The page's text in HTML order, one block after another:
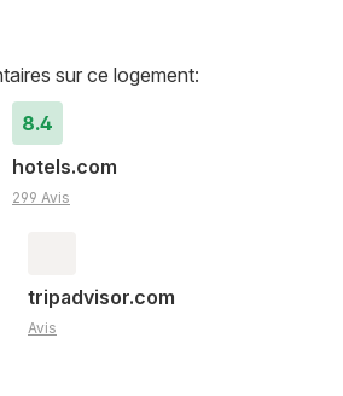
sur ce logement:
8.4
hotels.com
299 Avis
tripadvisor.com
Avis